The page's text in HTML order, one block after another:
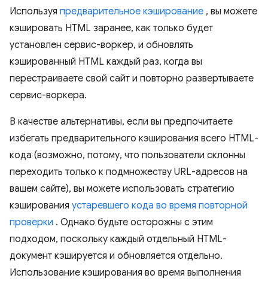
Используя предварительное кэширование , вы можете
кэшировать HTML заранее, как только будет
установлен сервис-воркер, и обновлять
кэшированный HTML каждый раз, когда вы
перестраиваете свой сайт и повторно развертываете
сервис-воркера.
В качестве альтернативы, если вы предпочитаете
избегать предварительного кэширования всего HTML-
кода (возможно, потому, что пользователи склонны
переходить только к подмножеству URL-адресов на
вашем сайте), вы можете использовать стратегию
кэширования устаревшего кода во время повторной
проверки . Однако будьте осторожны с этим
подходом, поскольку каждый отдельный HTML-
документ кэшируется и обновляется отдельно.
Использование кэширования во время выполнения